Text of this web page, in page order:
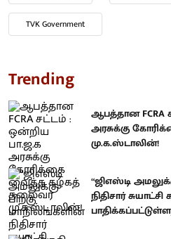
TVK Government
Trending
ஆபத்தான FCRA
அரசுக்கு
மு.க.ஸ்டாலின்!
“ஜிஎஸ்டி
நிதிசார்